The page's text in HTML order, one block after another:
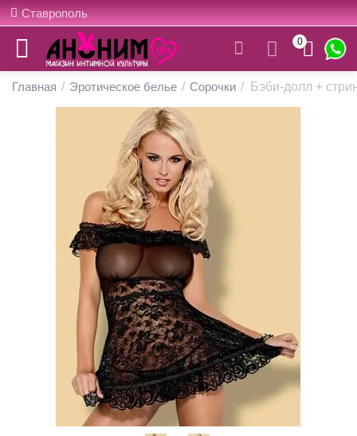
Ставрополь
0
Главная / Эротическое белье / Сорочки / Бэби-долл +